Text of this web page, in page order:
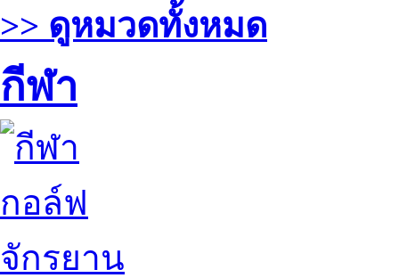
>> ดูหมวดทั้งหมด
กีฬา
กอล์ฟ
จักรยาน